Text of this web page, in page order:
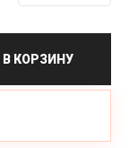
В КОРЗИНУ